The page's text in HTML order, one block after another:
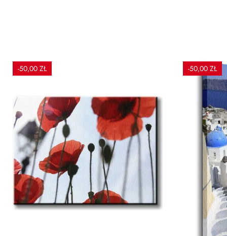
-50,00 ZŁ -50,00 ZŁ